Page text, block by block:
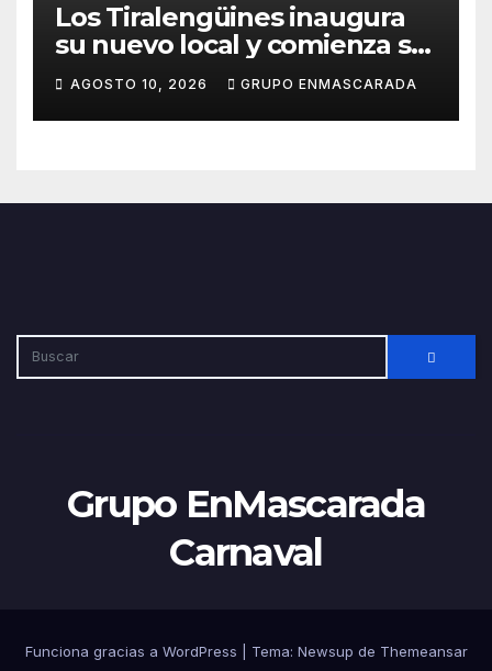
Los Tiralengüines inaugura
su nuevo local y comienza su
camino hacia el Carnaval
2027
AGOSTO 10, 2026 GRUPO ENMASCARADA
Grupo EnMascarada
Carnaval
Funciona gracias a WordPress Tema: Newsup de Themeansar